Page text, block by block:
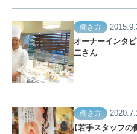
働き方
オーナーインタ
二さん
働き方
【若手スタッフ